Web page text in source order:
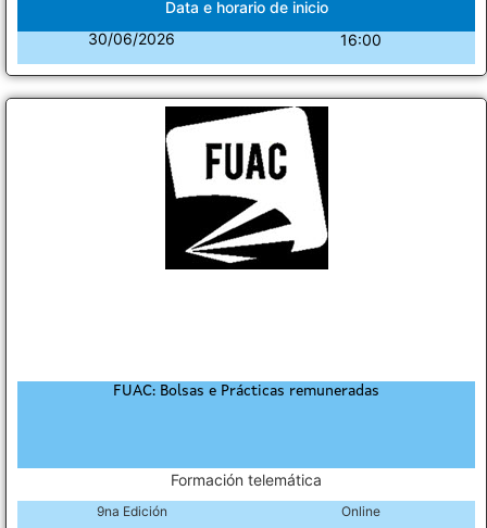
Data e horario de inicio
30/06/2026
16:00
FUAC: Bolsas e Prácticas remuneradas
Formación telemática
9na Edición Online